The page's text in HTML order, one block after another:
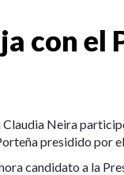
con el
Neira
presidido por
candidato a la